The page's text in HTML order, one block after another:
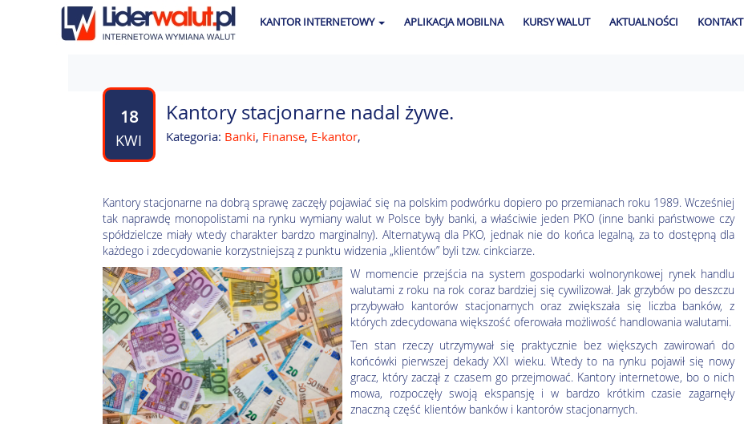
KANTOR INTERNETOWY APLIKACJA MOBILNA KURSY WALUT AKTUALNOŚCI KONTAKT
18
KWI
Kantory stacjonarne nadal żywe.
Kategoria: Banki, Finanse, E-kantor,
Kantory stacjonarne na dobrą sprawę zaczęły pojawiać się na polskim podwórku dopiero po przemianach roku 1989. Wcześniej
tak naprawdę monopolistami na rynku wymiany walut w Polsce były banki, a właściwie jeden PKO (inne banki państwowe czy
spółdzielcze miały wtedy charakter bardzo marginalny). Alternatywą dla PKO, jednak nie do końca legalną, za to dostępną dla
każdego i zdecydowanie korzystniejszą z punktu widzenia „klientów” byli tzw. cinkciarze.
W momencie przejścia na system gospodarki wolnorynkowej rynek handlu
walutami z roku na rok coraz bardziej się cywilizował. Jak grzybów po deszczu
przybywało kantorów stacjonarnych oraz zwiększała się liczba banków, z
których zdecydowana większość oferowała możliwość handlowania walutami.
Ten stan rzeczy utrzymywał się praktycznie bez większych zawirowań do
końcówki pierwszej dekady XXI wieku. Wtedy to na rynku pojawił się nowy
gracz, który zaczął z czasem go przejmować. Kantory internetowe, bo o nich
mowa, rozpoczęły swoją ekspansję i w bardzo krótkim czasie zagarnęły
znaczną część klientów banków i kantorów stacjonarnych.